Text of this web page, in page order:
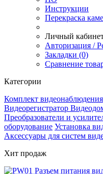
Инструкции
Перекраска
Личный
Авторизация /
Закладки (0)
Сравнение
Категории
Комплект видеонаблюдения
Видеорегистратор
Преобразователи и
оборудование Установка
Аксессуары для систем
Хит продаж